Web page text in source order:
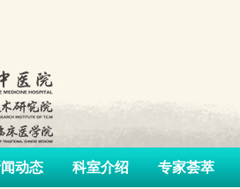
动态 科室介绍 专家荟萃